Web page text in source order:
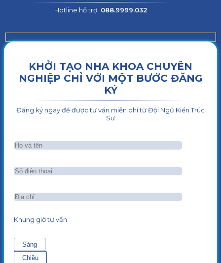
Hotline hỗ trợ: 088.9999.032
KHỞI TẠO NHA KHOA CHUYÊN
NGHIỆP CHỈ VỚI MỘT BƯỚC ĐĂNG
KÝ
Đăng ký ngay để được tư vấn miễn phí từ Đội Ngũ Kiến Trúc
Sư
Khung giờ tư vấn
Sáng
Chiều